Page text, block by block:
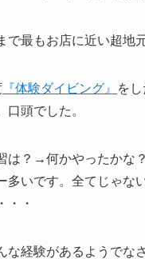
で最もお店に近い超地
『体験ダイビング』
を
口頭でした。
は？→何かやったかな
多いです。全てじゃな
・・
な経験があるようでな